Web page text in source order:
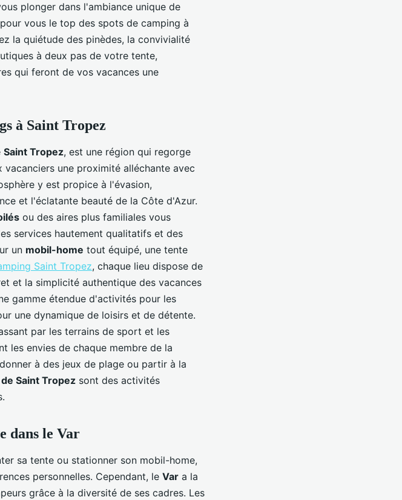
plonger dans l'ambiance unique de
vous le top des spots de camping à
la quiétude des pinèdes, la convivialité
à deux pas de votre tente,
qui feront de vos vacances une
à Saint Tropez
Saint Tropez, est une région qui regorge
une proximité alléchante avec
y est propice à l'évasion,
et l'éclatante beauté de la Côte d'Azur.
ou des aires plus familiales vous
services hautement qualitatifs et des
un mobil-home tout équipé, une tente
Saint Tropez, chaque lieu dispose de
et la simplicité authentique des vacances
gamme étendue d'activités pour les
une dynamique de loisirs et de détente.
par les terrains de sport et les
les envies de chaque membre de la
à des jeux de plage ou partir à la
Saint Tropez sont des activités
dans le Var
sa tente ou stationner son mobil-home,
personnelles. Cependant, le Var a la
grâce à la diversité de ses cadres. Les